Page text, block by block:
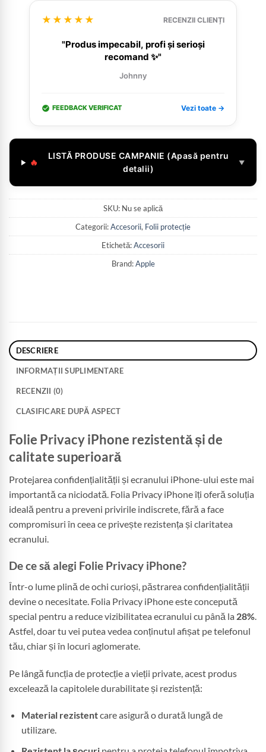
★★★★★ RECENZII CLIENȚI
"Produs impecabil, profi și serioși
recomand ✨"
Johnny
FEEDBACK VERIFICAT Vezi toate →
🔥
LISTĂ PRODUSE CAMPANIE (Apasă pentru
detalii)
▼
SKU: Nu se aplică
Categorii:Accesorii, Folii protecție
Etichetă:Accesorii
Brand:Apple
DESCRIERE
INFORMAȚII SUPLIMENTARE
RECENZII (0)
CLASIFICARE DUPĂ ASPECT
Folie Privacy iPhone rezistentă și de
calitate superioară
Protejarea confidențialității și ecranului iPhone-ului este mai
importantă ca niciodată. Folia Privacy iPhone îți oferă soluția
ideală pentru a preveni privirile indiscrete, fără a face
compromisuri în ceea ce privește rezistența și claritatea
ecranului.
De ce să alegi Folie Privacy iPhone?
Într-o lume plină de ochi curioși, păstrarea confidențialității
devine o necesitate. Folia Privacy iPhone este concepută
special pentru a reduce vizibilitatea ecranului cu până la 28%
Astfel, doar tu vei putea vedea conținutul afișat pe telefonul
tău, chiar și în locuri aglomerate.
Pe lângă funcția de protecție a vieții private, acest produs
excelează la capitolele durabilitate și rezistență:
Material rezistentcare asigură o durată lungă de
utilizare.